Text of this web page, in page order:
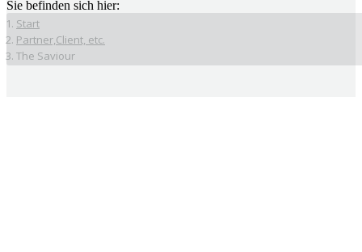
Sie befinden sich hier:
Start
Partner,Client, etc.
The Saviour